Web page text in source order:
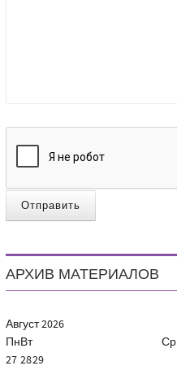
Отправить
АРХИВ МАТЕРИАЛОВ
Август2026
ПнВт Ср
27 2829